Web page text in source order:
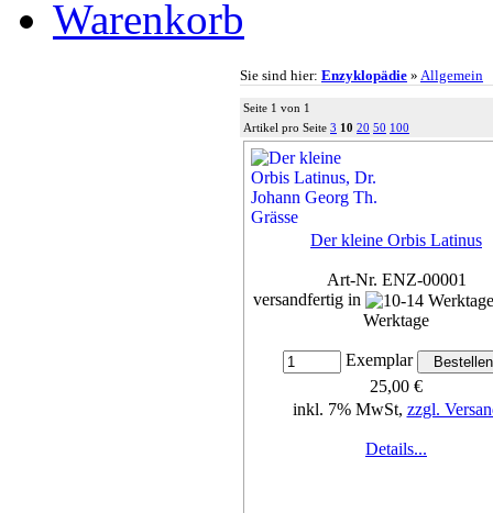
Warenkorb
Sie sind hier: Enzyklopädie » Allgemein
Seite 1 von 1
Artikel pro Seite 3 10 20 50 100
Der kleine Orbis Latinus
Art-Nr. ENZ-00001
versandfertig in
Werktage
Exemplar
25,00 €
inkl. 7% MwSt, zzgl.
Details...